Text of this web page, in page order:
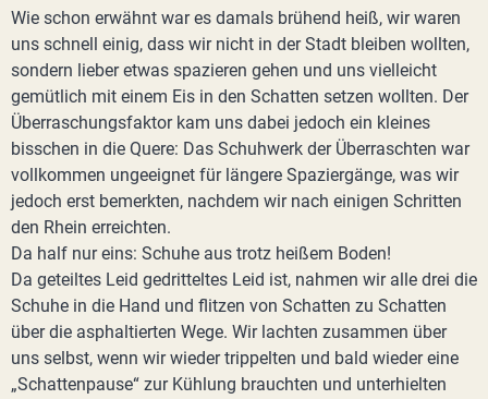
Wie schon erwähnt war es damals brühend heiß, wir waren
uns schnell einig, dass wir nicht in der Stadt bleiben wollten,
sondern lieber etwas spazieren gehen und uns vielleicht
gemütlich mit einem Eis in den Schatten setzen wollten. Der
Überraschungsfaktor kam uns dabei jedoch ein kleines
bisschen in die Quere: Das Schuhwerk der Überraschten war
vollkommen ungeeignet für längere Spaziergänge, was wir
jedoch erst bemerkten, nachdem wir nach einigen Schritten
den Rhein erreichten.
Da half nur eins: Schuhe aus trotz heißem Boden!
Da geteiltes Leid gedritteltes Leid ist, nahmen wir alle drei die
Schuhe in die Hand und flitzen von Schatten zu Schatten
über die asphaltierten Wege. Wir lachten zusammen über
uns selbst, wenn wir wieder trippelten und bald wieder eine
„Schattenpause“ zur Kühlung brauchten und unterhielten